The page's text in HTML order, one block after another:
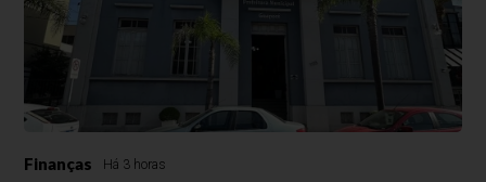
Finanças Há 3 horas